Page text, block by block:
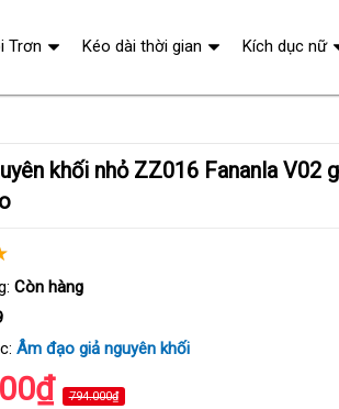
Còn hàng
Âm đạo giả nguyên khối
794.000₫
Trơn Kéo dài thời gian Kích dục nữ